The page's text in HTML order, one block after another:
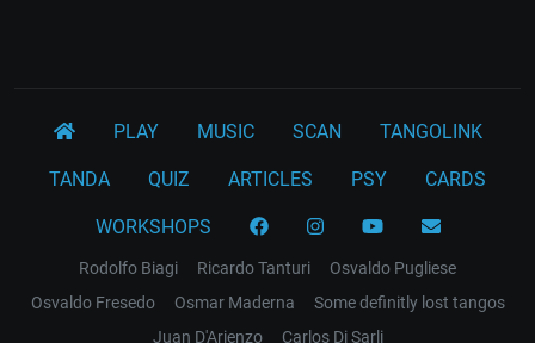
PLAY MUSIC SCAN TANGOLINK
TANDA QUIZ ARTICLES PSY CARDS
WORKSHOPS
Rodolfo Biagi Ricardo Tanturi
Osvaldo Pugliese
Osvaldo Fresedo
Osmar Maderna
Some definitly lost tangos
Juan D'Arienzo
Carlos Di Sarli